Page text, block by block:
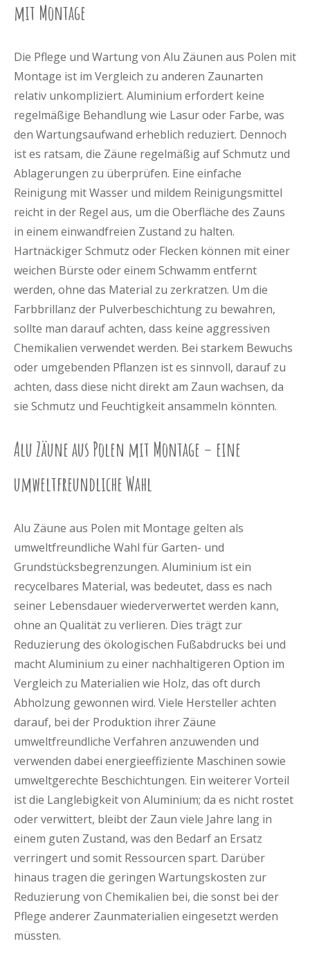
mit Montage
Die Pflege und Wartung von Alu Zäunen aus Polen mit
Montage ist im Vergleich zu anderen Zaunarten
relativ unkompliziert. Aluminium erfordert keine
regelmäßige Behandlung wie Lasur oder Farbe, was
den Wartungsaufwand erheblich reduziert. Dennoch
ist es ratsam, die Zäune regelmäßig auf Schmutz und
Ablagerungen zu überprüfen. Eine einfache
Reinigung mit Wasser und mildem Reinigungsmittel
reicht in der Regel aus, um die Oberfläche des Zauns
in einem einwandfreien Zustand zu halten.
Hartnäckiger Schmutz oder Flecken können mit einer
weichen Bürste oder einem Schwamm entfernt
werden, ohne das Material zu zerkratzen. Um die
Farbbrillanz der Pulverbeschichtung zu bewahren,
sollte man darauf achten, dass keine aggressiven
Chemikalien verwendet werden. Bei starkem Bewuchs
oder umgebenden Pflanzen ist es sinnvoll, darauf zu
achten, dass diese nicht direkt am Zaun wachsen, da
sie Schmutz und Feuchtigkeit ansammeln könnten.
Alu Zäune aus Polen mit Montage – eine
umweltfreundliche Wahl
Alu Zäune aus Polen mit Montage gelten als
umweltfreundliche Wahl für Garten- und
Grundstücksbegrenzungen. Aluminium ist ein
recycelbares Material, was bedeutet, dass es nach
seiner Lebensdauer wiederverwertet werden kann,
ohne an Qualität zu verlieren. Dies trägt zur
Reduzierung des ökologischen Fußabdrucks bei und
macht Aluminium zu einer nachhaltigeren Option im
Vergleich zu Materialien wie Holz, das oft durch
Abholzung gewonnen wird. Viele Hersteller achten
darauf, bei der Produktion ihrer Zäune
umweltfreundliche Verfahren anzuwenden und
verwenden dabei energieeffiziente Maschinen sowie
umweltgerechte Beschichtungen. Ein weiterer Vorteil
ist die Langlebigkeit von Aluminium; da es nicht rostet
oder verwittert, bleibt der Zaun viele Jahre lang in
einem guten Zustand, was den Bedarf an Ersatz
verringert und somit Ressourcen spart. Darüber
hinaus tragen die geringen Wartungskosten zur
Reduzierung von Chemikalien bei, die sonst bei der
Pflege anderer Zaunmaterialien eingesetzt werden
müssten.